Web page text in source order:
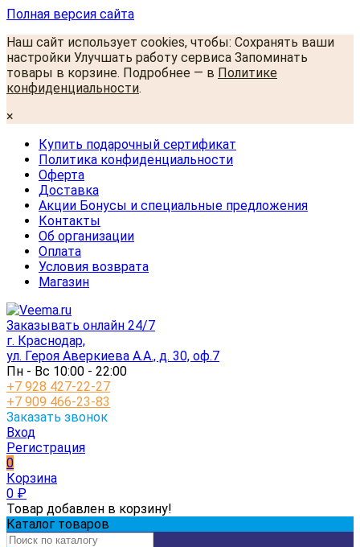
Полная версия сайта
Наш сайт использует cookies, чтобы: Сохранять ваши
настройки Улучшать работу сервиса Запоминать
товары в корзине. Подробнее — в Политике
конфиденциальности.
×
Купить подарочный сертификат
Политика конфиденциальности
Оферта
Доставка
Акции Бонусы и специальные предложения
Контакты
Об организации
Оплата
Условия возврата
Магазин
Заказывать онлайн 24/7
г. Краснодар,
ул. Героя Аверкиева А.А., д. 30, оф.7
Пн - Вс 10:00 - 22:00
+7 928 427-22-27
+7 909 466-23-83
Заказать звонок
Вход
Регистрация
0
Корзина
0 ₽
Товар добавлен в корзину!
Каталог товаров